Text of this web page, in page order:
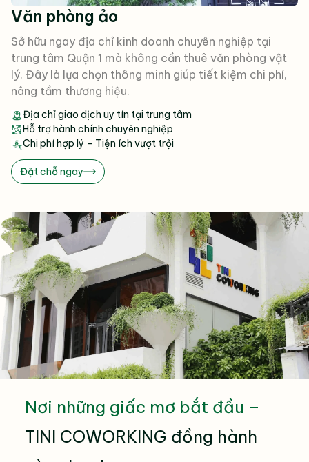
Văn phòng ảo
Sở hữu ngay địa chỉ kinh doanh chuyên nghiệp tại
trung tâm Quận 1 mà không cần thuê văn phòng vật
lý. Đây là lựa chọn thông minh giúp tiết kiệm chi phí,
nâng tầm thương hiệu.
Địa chỉ giao dịch uy tín tại trung tâm
Hỗ trợ hành chính chuyên nghiệp
Chi phí hợp lý – Tiện ích vượt trội
Đặt chỗ ngay
Nơi những giấc mơ bắt đầu –
TINI COWORKING đồng hành